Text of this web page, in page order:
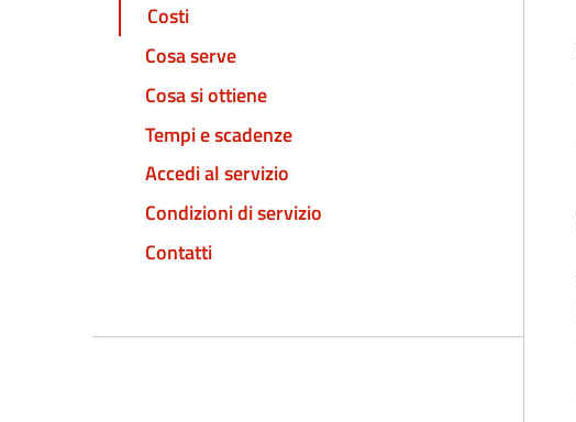
Costi
Cosa serve
Cosa si ottiene
Tempi e scadenze
Accedi al servizio
Condizioni di servizio
Contatti